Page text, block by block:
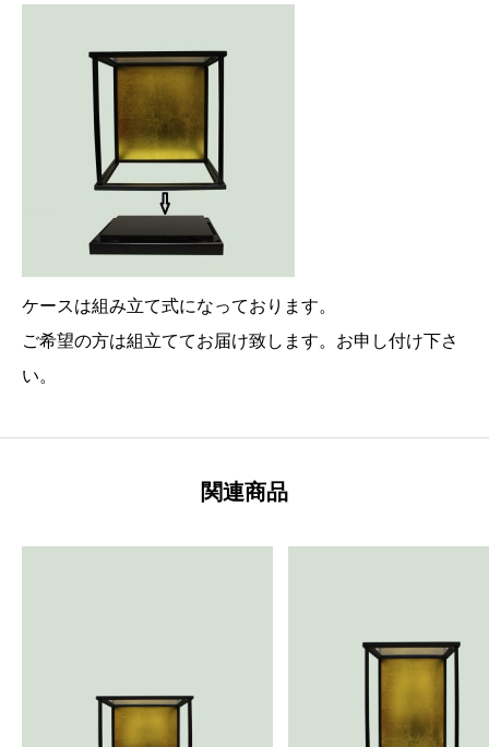
ケースは組み立て式になっております。
ご希望の方は組立ててお届け致します。お申し付け下さ
い。
関連商品